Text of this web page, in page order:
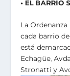
• EL BARRIO
La
cada barrio
está
Echagüe,
Stronatti y